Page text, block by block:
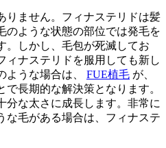
りません。フィナステリドは髪
のような状態の部位では発毛を
。しかし、毛包が死滅してお
ィナステリドを服用しても新し
ような場合は、 FUE植毛 が、
長期的な解決策となります。
分な太さに成長します。非常に
な毛がある場合は、フィナステ